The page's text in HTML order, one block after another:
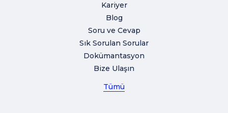
Kariyer
Blog
Soru ve Cevap
Sık Sorulan Sorular
Dokümantasyon
Bize Ulaşın
Tümü